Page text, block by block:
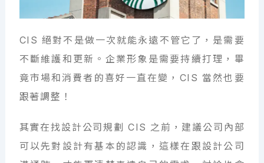
CIS 絕對不是做一次就能永遠不管它了，是需要
不斷維護和更新。企業形象是需要持續打理，畢
竟市場和消費者的喜好一直在變，CIS 當然也要
跟著調整！
其實在找設計公司規劃 CIS 之前，建議公司內部
可以先對設計有基本的認識，這樣在跟設計公司